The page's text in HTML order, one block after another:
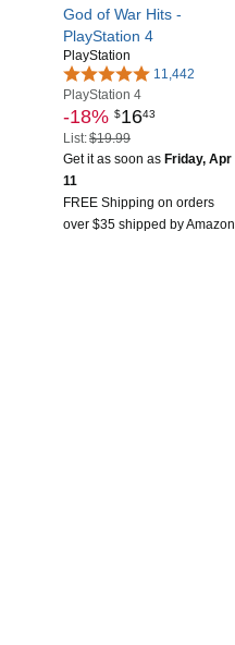
God of War Hits -
PlayStation 4
PlayStation
11,442
PlayStation 4
-18% $1643
List:$19.99
Get it as soon as Friday, Apr
11
FREE Shipping on orders
over $35 shipped by Amazon